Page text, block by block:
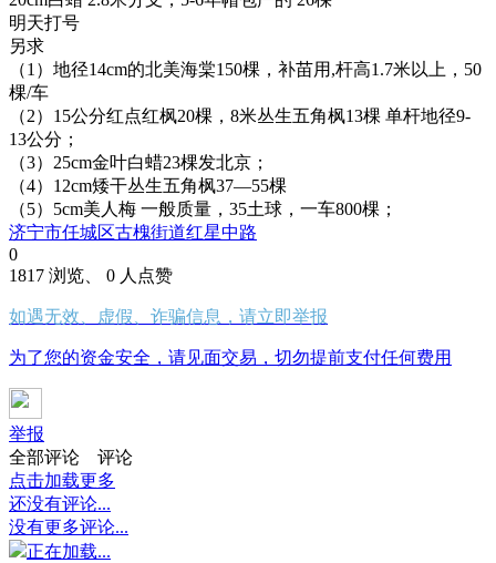
明天打号
另求
（1）地径14cm的北美海棠150棵，补苗用,杆高1.7米以上，50
棵/车
（2）15公分红点红枫20棵，8米丛生五角枫13棵 单杆地径9-
13公分；
（3）25cm金叶白蜡23棵发北京；
（4）12cm矮干丛生五角枫37—55棵
（5）5cm美人梅 一般质量，35土球，一车800棵；
济宁市任城区古槐街道红星中路
0
1817 浏览、 0 人点赞
如遇无效、虚假、诈骗信息，请立即举报
为了您的资金安全，请见面交易，切勿提前支付任何费用
举报
全部评论
评论
点击加载更多
还没有评论...
没有更多评论...
正在加载...